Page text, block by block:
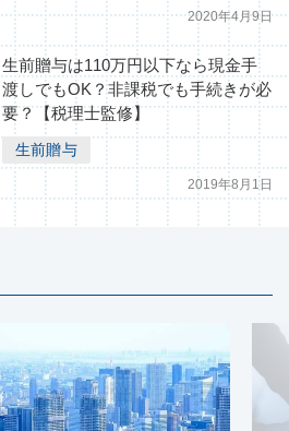
2020年4月9日
生前贈与は110万円以下なら現金手
渡しでもOK？非課税でも手続きが必
要？【税理士監修】
生前贈与
2019年8月1日